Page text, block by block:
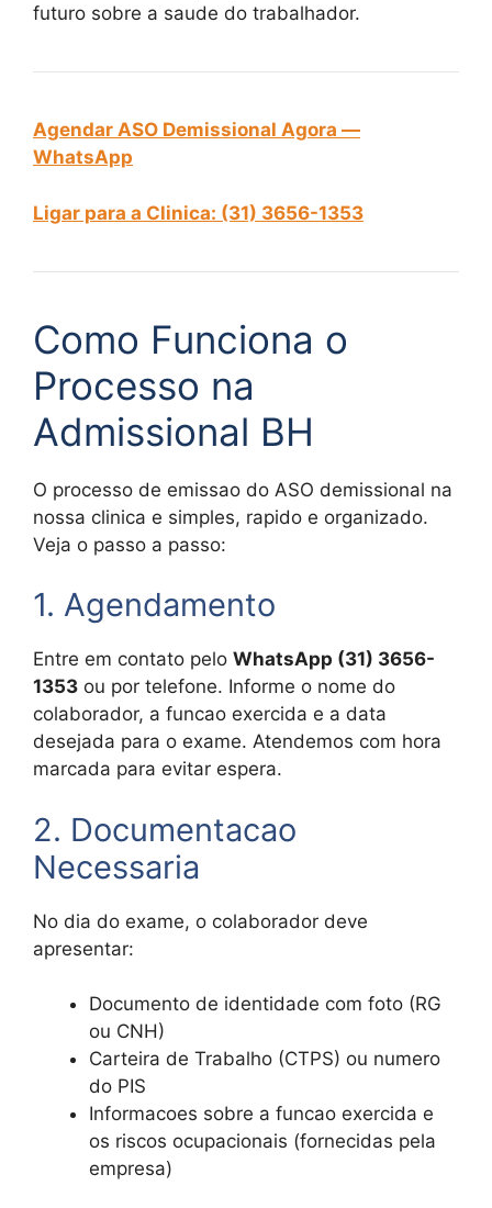
futuro sobre a saude do trabalhador.
Agendar ASO Demissional Agora —
WhatsApp
Ligar para a Clinica: (31) 3656-1353
Como Funciona o
Processo na
Admissional BH
O processo de emissao do ASO demissional na
nossa clinica e simples, rapido e organizado.
Veja o passo a passo:
1. Agendamento
Entre em contato pelo WhatsApp (31) 3656-
1353 ou por telefone. Informe o nome do
colaborador, a funcao exercida e a data
desejada para o exame. Atendemos com hora
marcada para evitar espera.
2. Documentacao
Necessaria
No dia do exame, o colaborador deve
apresentar:
Documento de identidade com foto (RG
ou CNH)
Carteira de Trabalho (CTPS) ou numero
do PIS
Informacoes sobre a funcao exercida e
os riscos ocupacionais (fornecidas pela
empresa)